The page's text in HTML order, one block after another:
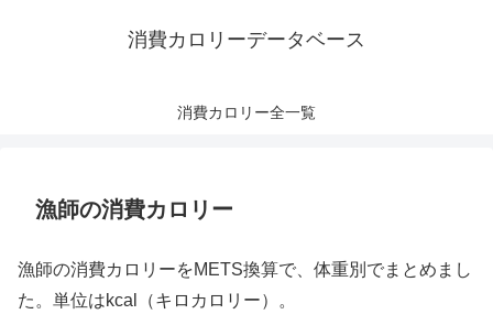
消費カロリーデータベース
消費カロリー全一覧
漁師の消費カロリー
漁師の消費カロリーをMETS換算で、体重別でまとめまし
た。単位はkcal（キロカロリー）。